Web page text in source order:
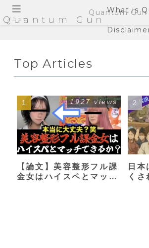
Quantum Gun
What is
Top Articles
【論文】美容整形フル課
金女はハイスペとマッチ
1927 views
日
くさ
メニュー
Quantum Gun